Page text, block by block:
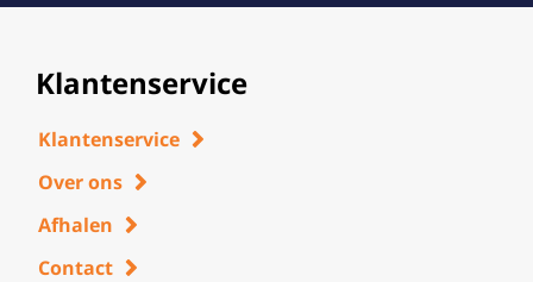
Klantenservice
Klantenservice
Over ons
Afhalen
Contact